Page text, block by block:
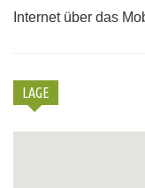
Internet über das
LAGE